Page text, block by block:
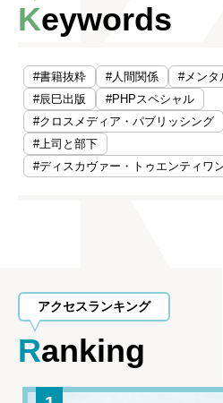
Keywords
#書籍抜粋 #人間関係
#メンタ
#辰巳出版
#PHPスペシャル
#クロスメディア・パブリッシング
#上司と部下
#ディスカヴァー・トゥエンティワ
アクセスランキング
Ranking